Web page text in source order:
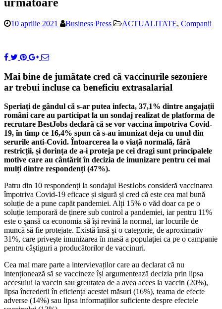
10 aprilie 2021 Business Press ACTUALITATE Companii
Mai bine de jumătate cred că vaccinurile sezoniere
ar trebui incluse ca beneficiu extrasalarial
Speriați de gândul că s-ar putea infecta, 37,1% dintre angajații
români care au participat la un sondaj realizat de platforma de
recrutare BestJobs declară că se vor vaccina împotriva Covid-
19, în timp ce 16,4% spun că s-au imunizat deja cu unul din
serurile anti-Covid. Întoarcerea la o viață normală, fără
restricții, și dorința de a-i proteja pe cei dragi sunt principalele
motive care au cântărit în decizia de imunizare pentru cei mai
mulți dintre respondenți (47%).
Patru din 10 respondenți la sondajul BestJobs consideră vaccinarea
împotriva Covid-19 eficace și sigură și cred că este cea mai bună
soluție de a pune capăt pandemiei. Alți 15% o văd doar ca pe o
soluție temporară de ținere sub control a pandemiei, iar pentru 11%
este o șansă ca economia să își revină la normal, iar locurile de
muncă să fie protejate. Există însă și o categorie, de aproximativ
31%, care privește imunizarea în masă a populației ca pe o campanie
pentru câștiguri a producătorilor de vaccinuri.
Cea mai mare parte a intervievaților care au declarat că nu
intenționează să se vaccineze își argumentează decizia prin lipsa
accesului la vaccin sau greutatea de a avea acces la vaccin (20%),
lipsa încrederii în eficiența acestei măsuri (16%), teama de efecte
adverse (14%) sau lipsa informațiilor suficiente despre efectele